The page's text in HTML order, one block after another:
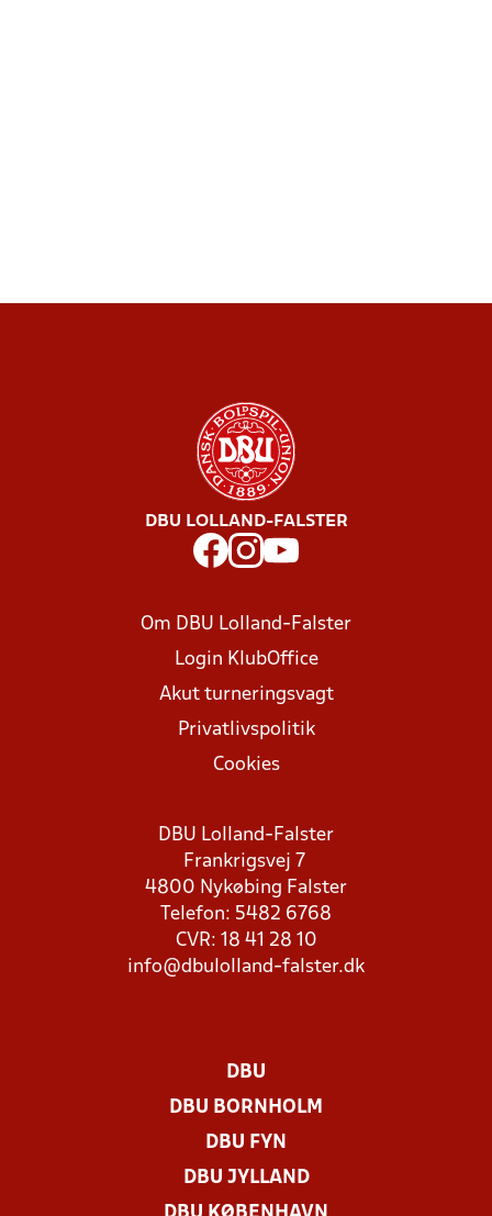
DBU LOLLAND-FALSTER
Om DBU Lolland-Falster
Login KlubOffice
Akut turneringsvagt
Privatlivspolitik
Cookies
DBU Lolland-Falster
Frankrigsvej 7
4800 Nykøbing Falster
Telefon: 5482 6768
CVR: 18 41 28 10
info@dbulolland-falster.dk
DBU
DBU BORNHOLM
DBU FYN
DBU JYLLAND